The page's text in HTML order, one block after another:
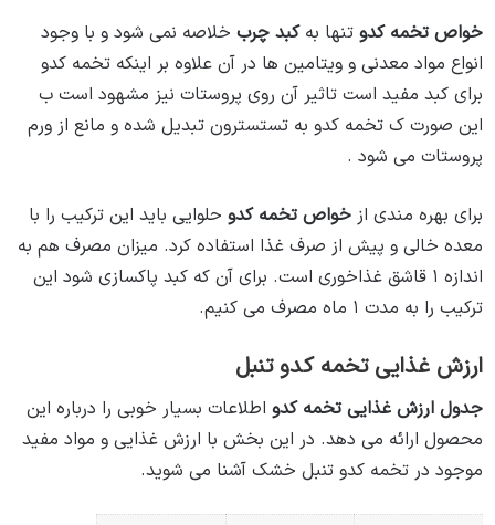
خواص تخمه کدو تنها بهکبد چرب خلاصه نمی شود و با وجود
انواع مواد معدنی و ویتامین ها در آن علاوه بر اینکه تخمه کدو
برای کبد مفید است تاثیر آن روی پروستات نیز مشهود است ب
این صورت ک تخمه کدو به تستسترون تبدیل شده و مانع از ورم
پروستات می شود .
برای بهره مندی از خواص تخمه کدو حلوایی باید این ترکیب را با
معده خالی و پیش از صرف غذا استفاده کرد. میزان مصرف هم به
اندازه ۱ قاشق غذاخوری است. برای آن که کبد پاکسازی شود این
ترکیب را به مدت ۱ ماه مصرف می کنیم.
ارزش غذایی تخمه کدو تنبل
جدول ارزش غذایی تخمه کدو اطلاعات بسیار خوبی را درباره این
محصول ارائه می دهد. در این بخش با ارزش غذایی و مواد مفید
موجود در تخمه کدو تنبل خشک آشنا می شوید.